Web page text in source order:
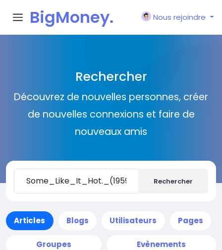
BigMoney.
Nous rejoindre
Rechercher
Découvrez de nouvelles personnes, créer
de nouvelles connexions et faire de
nouveaux amis
Rechercher
Articles Blogs Utilisateurs Pages
Groupes Evènements